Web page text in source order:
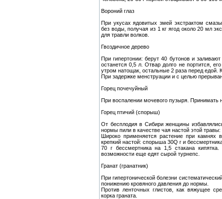
Вороний глаз
При укусах ядовитых змей экстрактом
без воды, получая из 1 кг ягод около 20 мл
для травли волков.
Гвоздичное дерево
При гипертонии: берут 40 бутонов и
останется 0,5 л. Отвар долго не портится,
утром натощак, остальные 2 раза перед едой.
При задержке менструации и с целью
Горец почечуйный
При воспалении мочевого пузыря. Принимать
Горец птичий (спорыш)
От бесплодия в Сибири женщины
нормы пили в качестве чая настой этой травы:
Широко применяется растение при камнях
крепкий настой: спорыша 30Q г и
70 г бессмертника на 1,5 стакана
возможности еще едят сырой турнепс.
Гранат (гранатник)
При гипертонической болезни
понижению кровяного давления до нормы.
Против ленточных глистов, как вяжущее
корка граната.